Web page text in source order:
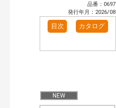
品番：0697
発行年月：2026/08
目次 カタログ
NEW